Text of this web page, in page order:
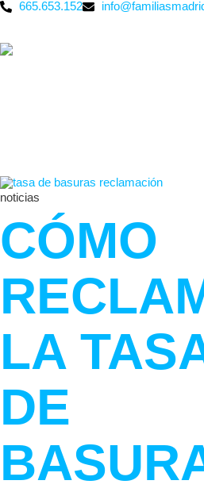
665.653.152
noticias
CÓMO
LA
DE